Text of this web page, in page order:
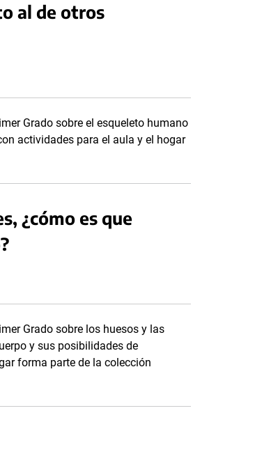
al de otros
Grado sobre el esqueleto humano
actividades para el aula y el hogar
¿cómo es que
Grado sobre los huesos y las
y sus posibilidades de
forma parte de la colección